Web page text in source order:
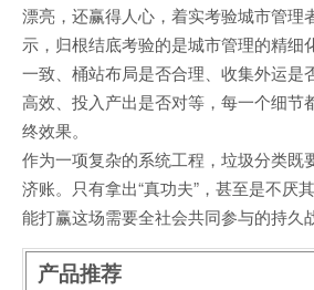
漂亮，还赢得人心，着实考验城市管理
示，归根结底考验的是城市管理的精细
一致、桶站布局是否合理、收集外运是
高效、投入产出是否对等，每一个细节
终效果。
作为一项复杂的系统工程，垃圾分类既
济账。只有拿出“真功夫”，甚至是不厌
能打赢这场需要全社会共同参与的持久战
产品推荐